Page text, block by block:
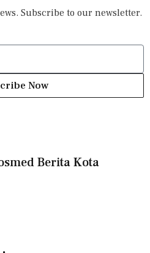
Subscribe to our newsletter.
Now
Berita Kota